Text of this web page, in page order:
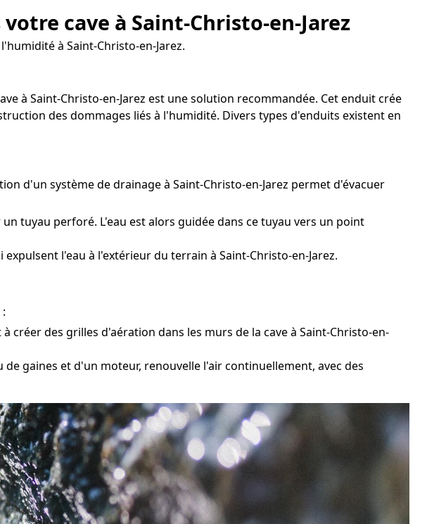
cave à Saint-Christo-en-Jarez
à Saint-Christo-en-Jarez.
à Saint-Christo-en-Jarez est une solution recommandée. Cet enduit crée
des dommages liés à l'humidité. Divers types d'enduits existent en
d'un système de drainage à Saint-Christo-en-Jarez permet d'évacuer
tuyau perforé. L'eau est alors guidée dans ce tuyau vers un point
l'eau à l'extérieur du terrain à Saint-Christo-en-Jarez.
créer des grilles d'aération dans les murs de la cave à Saint-Christo-en-
gaines et d'un moteur, renouvelle l'air continuellement, avec des